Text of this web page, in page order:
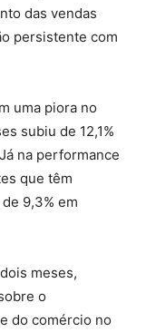
das vendas
persistente com
uma piora no
subiu de 12,1%
na performance
que têm
9,3% em
meses,
o
do comércio no